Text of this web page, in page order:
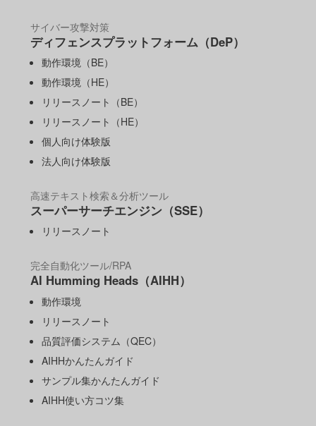
サイバー攻撃対策
ディフェンスプラットフォーム（DeP）
動作環境（BE）
動作環境（HE）
リリースノート（BE）
リリースノート（HE）
個人向け体験版
法人向け体験版
高速テキスト検索＆分析ツール
スーパーサーチエンジン（SSE）
リリースノート
完全自動化ツール/RPA
AI Humming Heads（AIHH）
動作環境
リリースノート
品質評価システム（QEC）
AIHHかんたんガイド
サンプル集かんたんガイド
AIHH使い方コツ集